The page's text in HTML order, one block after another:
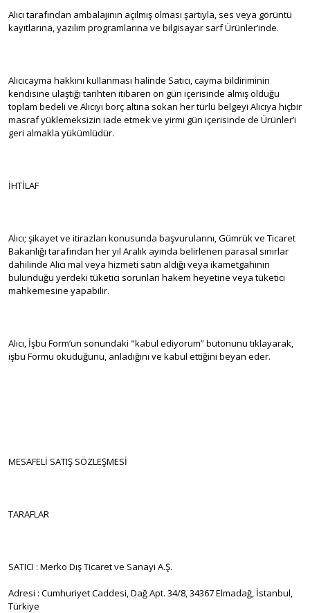
Alıcı tarafından ambalajının açılmış olması şartıyla, ses veya görüntü
kayıtlarına, yazılım programlarına ve bilgisayar sarf Ürünler’inde.
Alıcıcayma hakkını kullanması halinde Satıcı, cayma bildiriminin
kendisine ulaştığı tarihten itibaren on gün içerisinde almış olduğu
toplam bedeli ve Alıcıyı borç altına sokan her türlü belgeyi Alıcıya hiçbir
masraf yüklemeksizin iade etmek ve yirmi gün içerisinde de Ürünler’i
geri almakla yükümlüdür.
İHTİLAF
Alıcı; şikayet ve itirazları konusunda başvurularını, Gümrük ve Ticaret
Bakanlığı tarafından her yıl Aralık ayında belirlenen parasal sınırlar
dahilinde Alıcı mal veya hizmeti satın aldığı veya ikametgahının
bulunduğu yerdeki tüketici sorunları hakem heyetine veya tüketici
mahkemesine yapabilir.
Alıcı, İşbu Form’un sonundaki "kabul ediyorum” butonunu tıklayarak,
işbu Formu okuduğunu, anladığını ve kabul ettiğini beyan eder.
MESAFELİ SATIŞ SÖZLEŞMESİ
TARAFLAR
SATICI : Merko Dış Ticaret ve Sanayi A.Ş.
Adresi : Cumhuriyet Caddesi, Dağ Apt. 34/8, 34367 Elmadağ, İstanbul,
Türkiye